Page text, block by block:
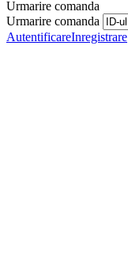
Urmarire comanda
Urmarire comanda
AutentificareInregistrare